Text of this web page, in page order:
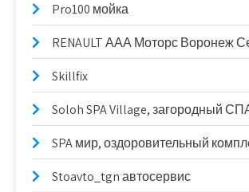
Pro100 мойка
RENAULT ААА Моторс Воронеж
Skillfix
Soloh SPA Village, загородный
SPA мир, оздоровительный
Stoavto_tgn автосервис